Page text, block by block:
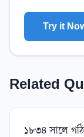
Try it
Related
১৮৩৪ সালে